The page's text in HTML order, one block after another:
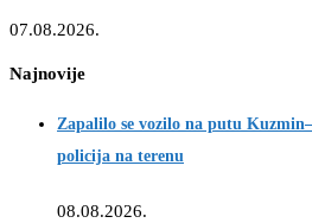
07.08.2026.
Najnovije
Zapalilo se vozilo na putu
policija na terenu
08.08.2026.